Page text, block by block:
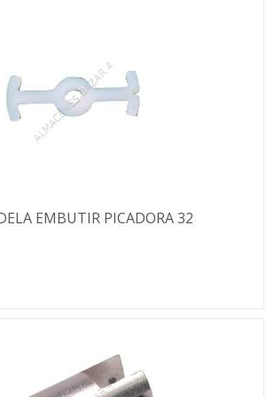
EMBUTIR PICADORA 32